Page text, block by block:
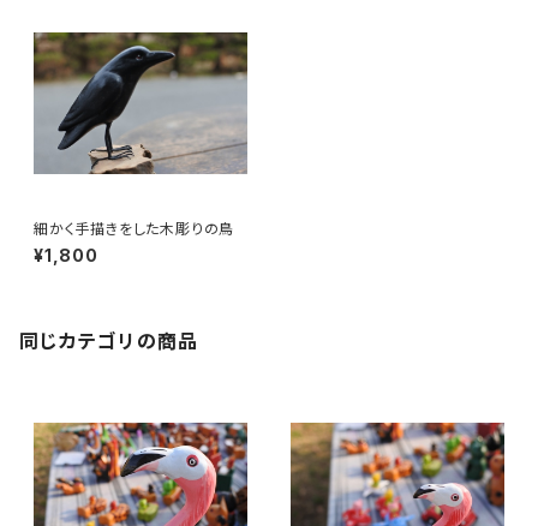
細かく手描きをした木彫りの鳥
¥1,800
同じカテゴリの商品